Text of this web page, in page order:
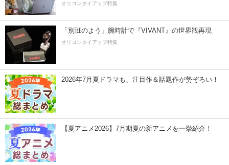
オリコンタイアップ特集
「別班のよう」腕時計で『VIVANT』の世界観再現
オリコンタイアップ特集
2026年7月夏ドラマも、注目作＆話題作が勢ぞろい！
【夏アニメ2026】7月期夏の新アニメを一挙紹介！